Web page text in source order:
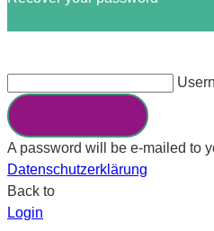
A password will be e-mailed to
Datenschutzerklärung
Back to
Login